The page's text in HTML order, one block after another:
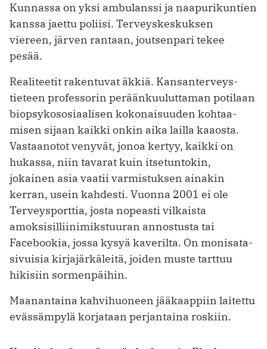
Kunnassa on yksi ambulanssi ja naapurikun­tien
kanssa jaettu poliisi. Terveyskeskuksen
viereen, järven rantaan, joutsenpari tekee
pesää.
Realiteetit rakentuvat äkkiä. Kansanterveys­
tieteen professorin peräänkuuluttaman potilaan
biopsykososiaalisen kokonaisuuden kohtaa­
misen sijaan kaikki onkin aika lailla kaaosta.
Vastaanotot venyvät, jonoa kertyy, kaikki on
hukassa, niin tavarat kuin itsetuntokin,
jokainen asia vaatii varmistuksen ainakin
kerran, usein kahdesti. Vuonna 2001 ei ole
Terveys­porttia, josta nopeasti vilkaista
amoksisilliinimikstuuran annostusta tai
Facebookia, jossa kysyä kaverilta. On monisata­
sivuisia kirjajärkäleitä, joiden muste tarttuu
hikisiin sormenpäihin.
Maanantaina kahvihuoneen jääkaappiin laitettu
evässämpylä korjataan perjantaina roskiin.